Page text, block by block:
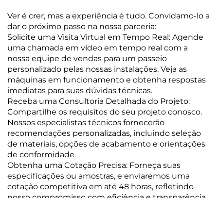
Ver é crer, mas a experiência é tudo. Convidamo-lo a
dar o próximo passo na nossa parceria:
Solicite uma Visita Virtual em Tempo Real: Agende
uma chamada em vídeo em tempo real com a
nossa equipe de vendas para um passeio
personalizado pelas nossas instalações. Veja as
máquinas em funcionamento e obtenha respostas
imediatas para suas dúvidas técnicas.
Receba uma Consultoria Detalhada do Projeto:
Compartilhe os requisitos do seu projeto conosco.
Nossos especialistas técnicos fornecerão
recomendações personalizadas, incluindo seleção
de materiais, opções de acabamento e orientações
de conformidade.
Obtenha uma Cotação Precisa: Forneça suas
especificações ou amostras, e enviaremos uma
cotação competitiva em até 48 horas, refletindo